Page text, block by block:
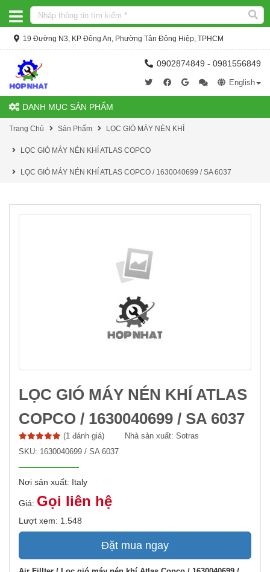
19 Đường N3, KP Đông An, Phường Tân Đông Hiệp, TPHCM
0902874849 - 0981556849
English
DANH MỤC SẢN PHẨM
Trang Chủ Sản Phẩm LỌC GIÓ MÁY NÉN KHÍ
LỌC GIÓ MÁY NÉN KHÍ ATLAS COPCO
LỌC GIÓ MÁY NÉN KHÍ ATLAS COPCO / 1630040699 / SA 6037
LỌC GIÓ MÁY NÉN KHÍ ATLAS
COPCO / 1630040699 / SA 6037
(1 đánh giá) Nhà sản xuất: Sotras
SKU: 1630040699 / SA 6037
Nơi sản xuất: Italy
Giá: Gọi liên hệ
Lượt xem: 1.548
Đặt mua ngay